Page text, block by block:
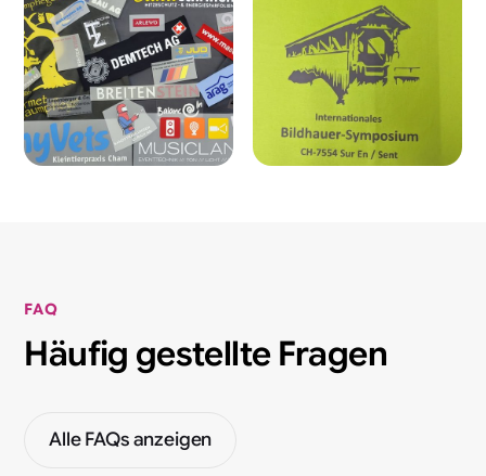
FAQ
Häufig gestellte Fragen
Alle FAQs anzeigen